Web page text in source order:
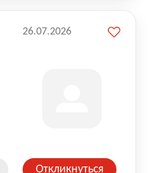
26.07.2026
Откликнуться